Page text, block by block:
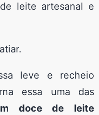
leite artesanal e
leve e recheio
essa uma das
doce de leite